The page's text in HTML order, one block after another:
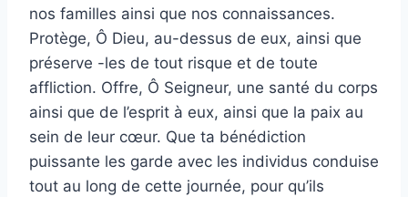
nos familles ainsi que nos connaissances.
Protège, Ô Dieu, au-dessus de eux, ainsi que
préserve -les de tout risque et de toute
affliction. Offre, Ô Seigneur, une santé du corps
ainsi que de l’esprit à eux, ainsi que la paix au
sein de leur cœur. Que ta bénédiction
puissante les garde avec les individus conduise
tout au long de cette journée, pour qu’ils